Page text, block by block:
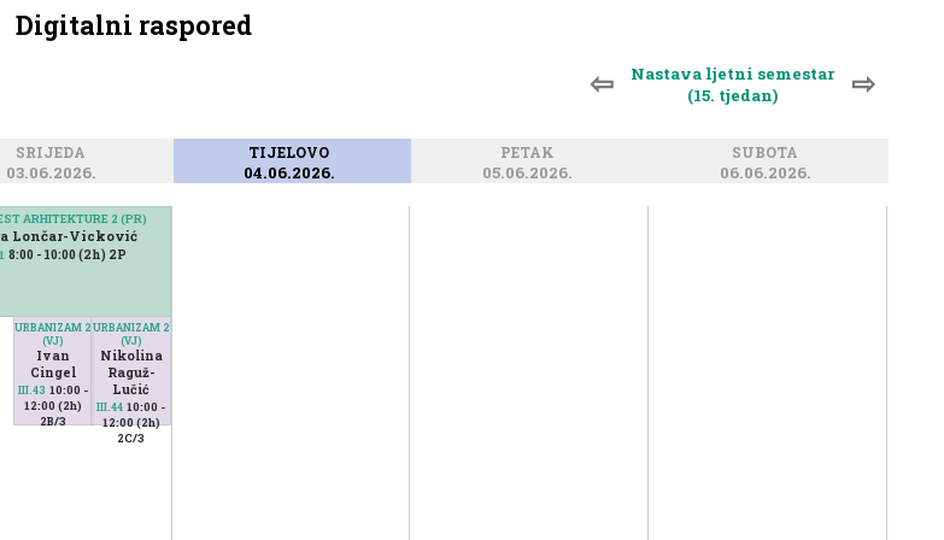
Digitalni raspored
⇦
Nastava ljetni semestar
(15. tjedan)
⇨
SRIJEDA
03.06.2026.
TIJELOVO
04.06.2026.
PETAK
05.06.2026.
SUBOTA
06.06.2026.
ARHITEKTURE 2 (PR)
Lončar-Vicković
8:00 - 10:00 (2h) 2P
URBANIZAM 2
(VJ)
Ivan
Cingel
III.43 10:00 -
12:00 (2h)
2B/3
URBANIZAM 2
(VJ)
Nikolina
Raguž-
Lučić
III.44 10:00 -
12:00 (2h)
2C/3